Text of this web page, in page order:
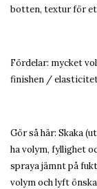
botten, textur för
Fördelar: mycket
finishen /
Gör så här: Skaka
ha volym, fyllighet
spraya jämnt på
volym och lyft